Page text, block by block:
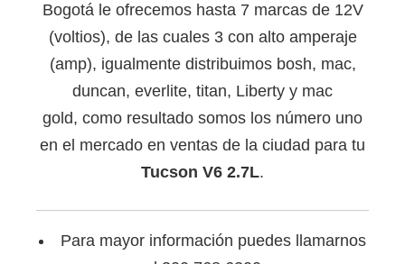
Bogotá le ofrecemos hasta 7 marcas de 12V
(voltios), de las cuales 3 con alto amperaje
(amp), igualmente distribuimos bosh, mac,
duncan, everlite, titan, Liberty y mac
gold, como resultado somos los número uno
en el mercado en ventas de la ciudad para tu
Tucson V6 2.7L.
Para mayor información puedes llamarnos